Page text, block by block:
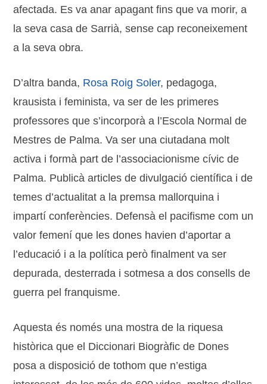
afectada. Es va anar apagant fins que va morir, a
la seva casa de Sarrià, sense cap reconeixement
a la seva obra.
D’altra banda, Rosa Roig Soler, pedagoga,
krausista i feminista, va ser de les primeres
professores que s’incorporà a l’Escola Normal de
Mestres de Palma. Va ser una ciutadana molt
activa i formà part de l’associacionisme cívic de
Palma. Publicà articles de divulgació científica i de
temes d’actualitat a la premsa mallorquina i
impartí conferències. Defensà el pacifisme com un
valor femení que les dones havien d’aportar a
l’educació i a la política però finalment va ser
depurada, desterrada i sotmesa a dos consells de
guerra pel franquisme.
Aquesta és només una mostra de la riquesa
històrica que el Diccionari Biogràfic de Dones
posa a disposició de tothom que n’estiga